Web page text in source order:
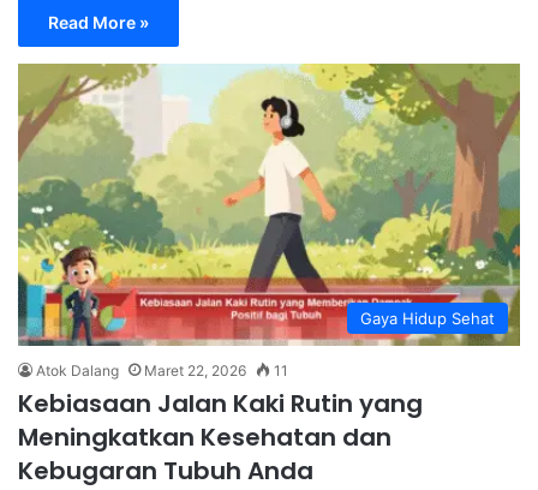
Read More »
Gaya Hidup Sehat
Atok Dalang Maret 22, 2026 11
Kebiasaan Jalan Kaki Rutin yang
Meningkatkan Kesehatan dan
Kebugaran Tubuh Anda